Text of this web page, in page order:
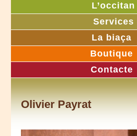
L’occitan
Services
La biaça
Boutique
Contacte
Olivier Payrat